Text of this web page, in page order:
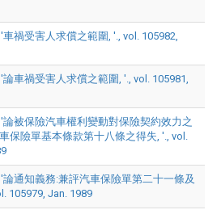
禍受害人求償之範圍, '., vol. 105982,
車禍受害人求償之範圍, '., vol. 105981,
論被保險汽車權利變動對保險契約效力之
保險單基本條款第十八條之得失, '., vol.
論通知義務:兼評汽車保險單第二十一條及
105979, Jan. 1989